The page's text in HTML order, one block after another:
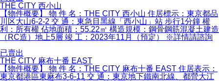
THE CITY 西小山
【物件概要】 物 件 名：THE CITY 西小山 住居標示：東京都品
川区大山6-2-2 交 通：東急目黑線「西小山」站 步行1分鐘 權
利：所有權 佔地面積：55.22㎡ 構造規模：鋼骨鋼筋混凝土建造
（RC造）地上5層 竣 工：2023年11月（預定） ※詳情請諮詢
已賣出
THE CITY 麻布十番 EAST
【物件概要】 物 件 名：THE CITY 麻布十番 EAST 住居表示：
東京都港區東麻布3-6-11 交 通：東京地下鐵南北線、都營大江